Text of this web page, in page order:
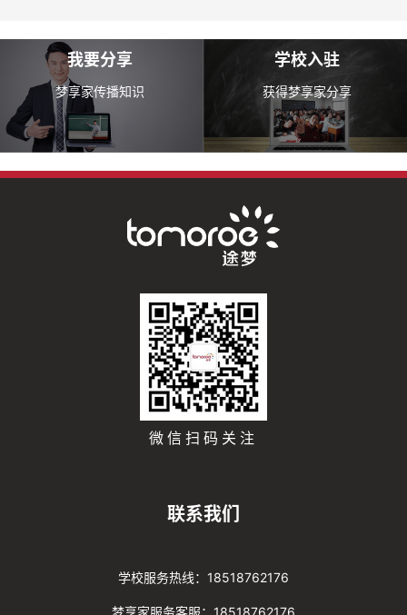
我要分享
梦享家传播知识
学校入驻
获得梦享家分享
微信扫码关注
联系我们
学校服务热线：18518762176
梦享家服务客服：18518762176